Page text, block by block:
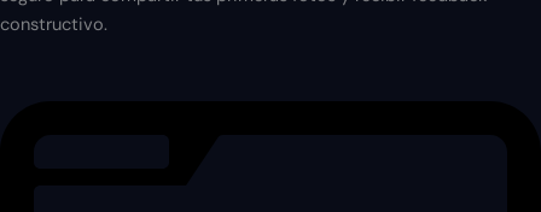
constructivo.